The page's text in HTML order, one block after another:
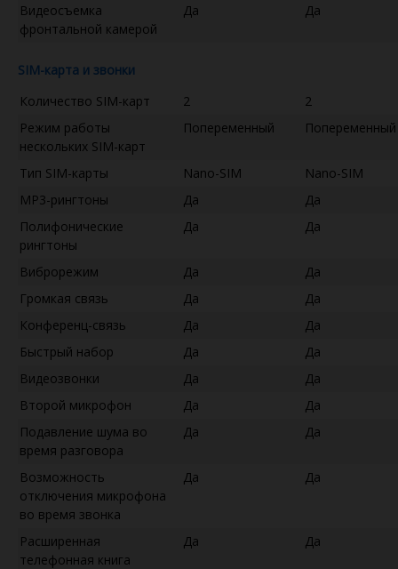
Видеосъемка
фронтальной камерой
Да Да
SIM-карта и звонки
Количество SIM-карт
2
2
Режим работы
нескольких SIM-карт
Попеременный Попеременный
Тип SIM-карты Nano-SIM
Nano-SIM
MP3-рингтоны
Да
Да
Полифонические
рингтоны
Да Да
Виброрежим Да
Да
Громкая связь
Да
Да
Конференц-связь
Да
Да
Быстрый набор
Да
Да
Видеозвонки
Да
Да
Второй микрофон
Да
Да
Подавление шума во
время разговора
Да Да
Возможность
отключения микрофона
во время звонка
Да Да
Расширенная
телефонная книга
Да Да